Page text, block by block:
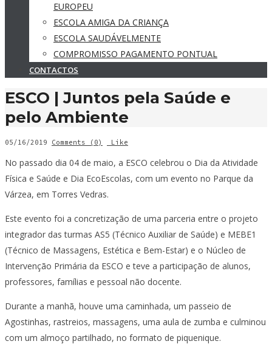
EUROPEU
ESCOLA AMIGA DA CRIANÇA
ESCOLA SAUDÁVELMENTE
COMPROMISSO PAGAMENTO PONTUAL
CONTACTOS
ESCO | Juntos pela Saúde e
pelo Ambiente
05/16/2019 Comments (0) Like
No passado dia 04 de maio, a ESCO celebrou o Dia da Atividade
Física e Saúde e Dia EcoEscolas, com um evento no Parque da
Várzea, em Torres Vedras.
Este evento foi a concretização de uma parceria entre o projeto
integrador das turmas AS5 (Técnico Auxiliar de Saúde) e MEBE1
(Técnico de Massagens, Estética e Bem-Estar) e o Núcleo de
Intervenção Primária da ESCO e teve a participação de alunos,
professores, famílias e pessoal não docente.
Durante a manhã, houve uma caminhada, um passeio de
Agostinhas, rastreios, massagens, uma aula de zumba e culminou
com um almoço partilhado, no formato de piquenique.